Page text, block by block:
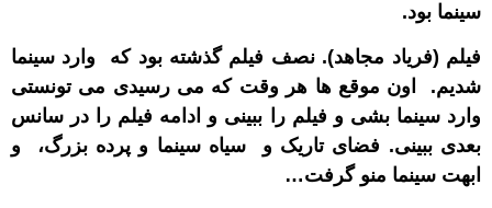
سینما بود.
فیلم (فریاد مجاهد). نصف فیلم گذشته بود که وارد سینما
شدیم. اون موقع ها هر وقت که می رسیدی می تونستی
وارد سینما بشی و فیلم را ببینی و ادامه فیلم را در سانس
بعدی ببینی. فضای تاریک و سیاه سینما و پرده بزرگ، و
ابهت سینما منو گرفت…